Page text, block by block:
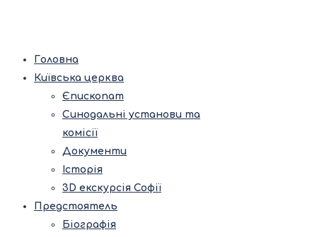
Головна
Київська церква
Єпископат
Синодальні установи та
комісії
Документи
Історія
3D екскурсія Софії
Предстоятель
Біографія